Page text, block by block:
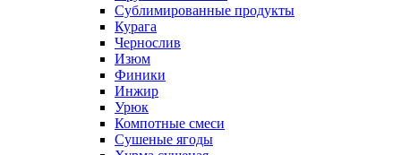
Сублимированные продукты
Курага
Чернослив
Изюм
Финики
Инжир
Урюк
Компотные смеси
Сушеные ягоды